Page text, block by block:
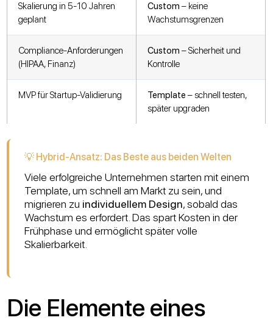
Skalierung in 5-10 Jahren
geplant
Custom – keine
Wachstumsgrenzen
Compliance-Anforderungen
(HIPAA, Finanz)
Custom – Sicherheit und
Kontrolle
MVP für Startup-Validierung Template – schnell testen,
später upgraden
💡 Hybrid-Ansatz: Das Beste aus beiden Welten
Viele erfolgreiche Unternehmen starten mit einem
Template, um schnell am Markt zu sein, und
migrieren zu individuellem Design, sobald das
Wachstum es erfordert. Das spart Kosten in der
Frühphase und ermöglicht später volle
Skalierbarkeit.
Die Elemente eines